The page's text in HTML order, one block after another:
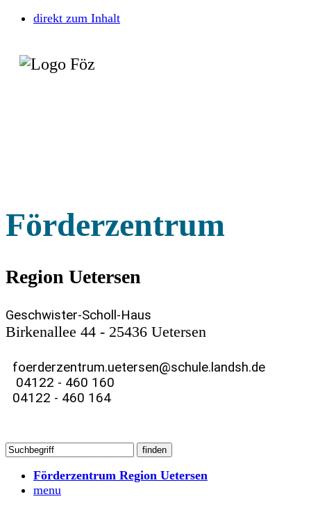
direkt zum Inhalt
Förderzentrum
Region Uetersen
Geschwister-Scholl-Haus
Birkenallee 44 - 25436 Uetersen
foerderzentrum.uetersen@schule.landsh.de
04122 - 460 160
04122 - 460 164
Förderzentrum Region Uetersen
menu